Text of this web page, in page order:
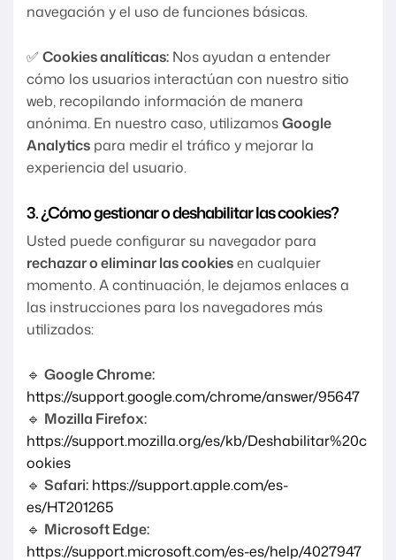
navegación y el uso de funciones básicas.
✅ Cookies analíticas: Nos ayudan a entender
cómo los usuarios interactúan con nuestro sitio
web, recopilando información de manera
anónima. En nuestro caso, utilizamosGoogle
Analytics para medir el tráfico y mejorar la
experiencia del usuario.
3. ¿Cómo gestionar o deshabilitar las cookies?
Usted puede configurar su navegador para
rechazar o eliminar las cookiesen cualquier
momento. A continuación, le dejamos enlaces a
las instrucciones para los navegadores más
utilizados:
🔹 Google Chrome:
https://support.google.com/chrome/answer/95647
🔹 Mozilla Firefox:
https://support.mozilla.org/es/kb/Deshabilitar%20c
ookies
🔹 Safari: https://support.apple.com/es-
es/HT201265
🔹 Microsoft Edge:
https://support.microsoft.com/es-es/help/4027947